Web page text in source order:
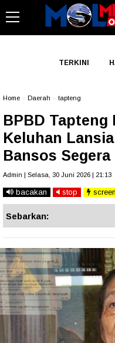
TERKINI
Home Daerah tapteng
BPBD Tapteng
Keluhan
Bansos
Admin | Selasa, 30 Juni 2026 | 21:13
bacakan stop screen
Sebarkan: